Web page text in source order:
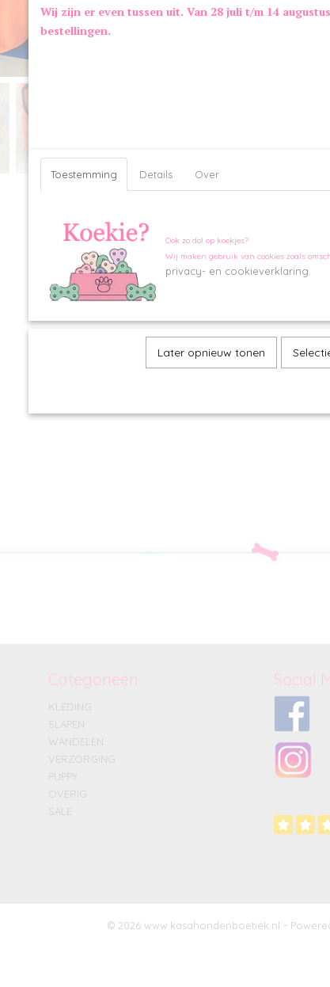
- Voetbalshirt speciaal voor de hond
- Met rugnummer en embleem
Oranje
Categorieën
KLEDING
SLAPEN
WANDELEN
VERZORGING
PUPPY
OVERIG
SALE
Social
© 2026 www.kasahondenboetiek.nl -
Wij zijn er even tussen uit. Van 28 juli t/m 14
bestellingen.
Toestemming Details Over
Ook zo dol op koekjes?
Wij maken gebruik van cookies zoals
privacy- en cookieverklaring.
Later opnieuw tonen